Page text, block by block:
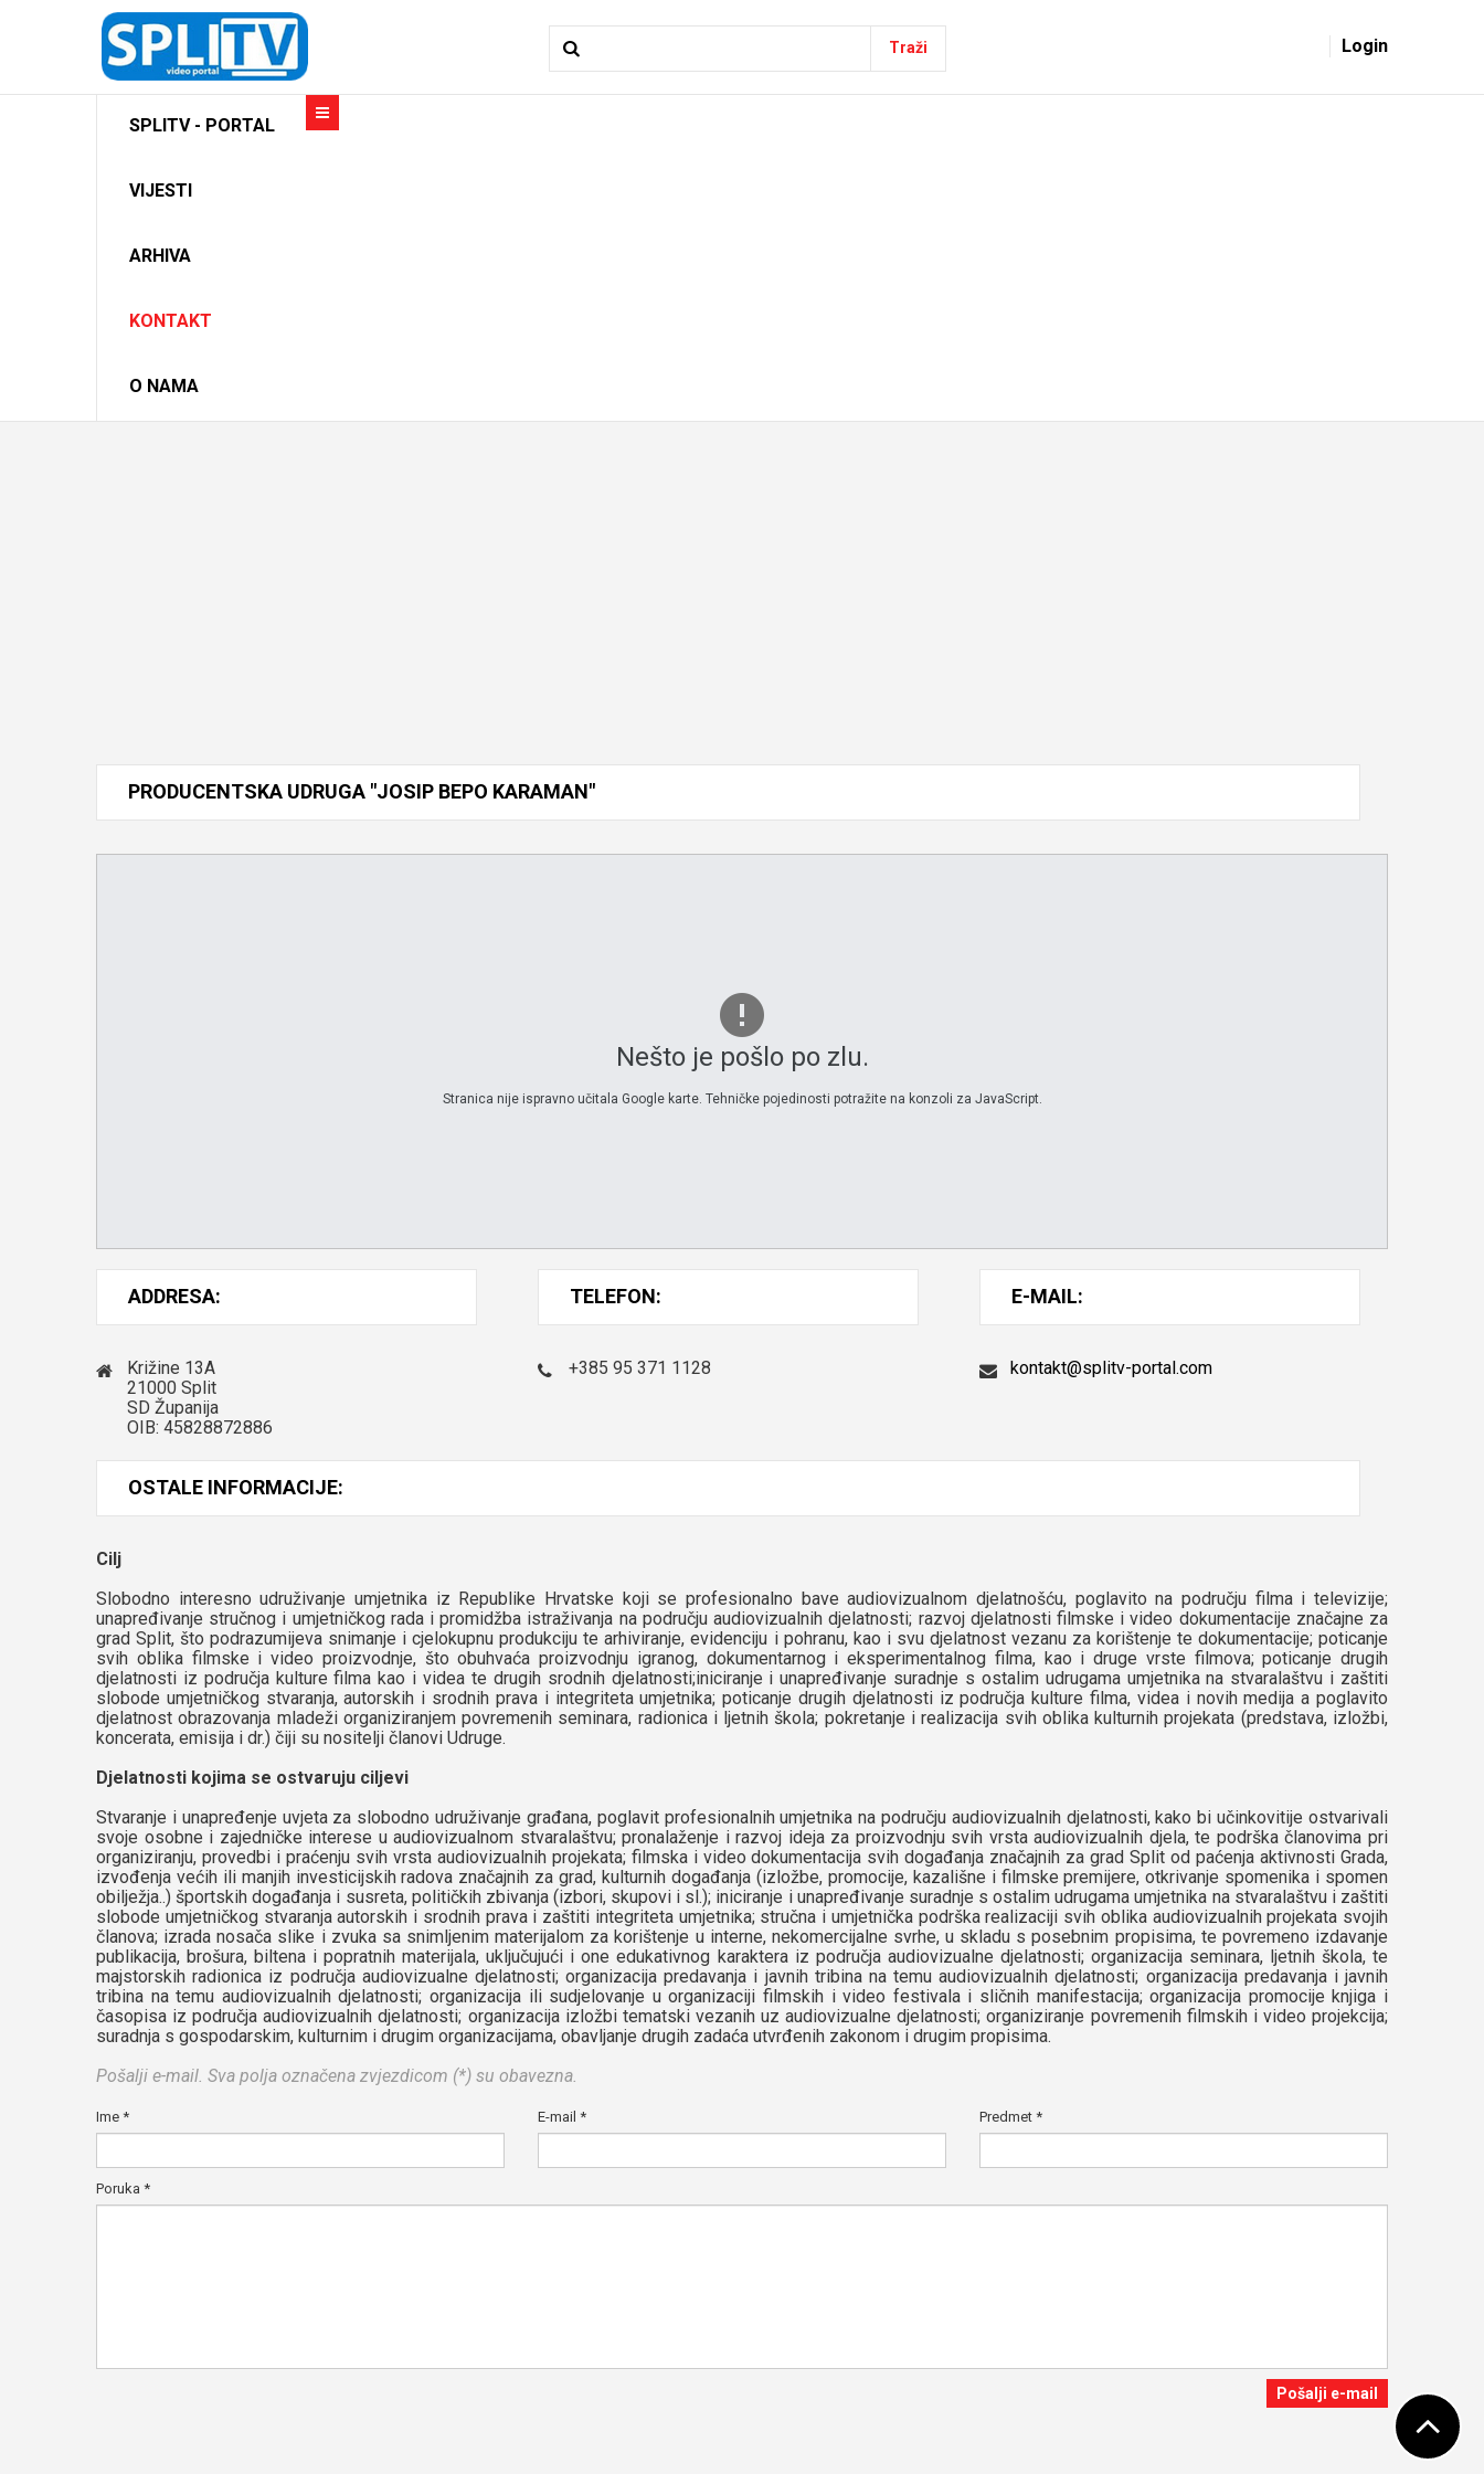
Traži Login
SPLITV - PORTAL
VIJESTI
ARHIVA
KONTAKT
O NAMA
PRODUCENTSKA UDRUGA "JOSIP BEPO KARAMAN"
Nešto je pošlo po zlu.
Stranica nije ispravno učitala Google karte. Tehničke pojedinosti potražite na konzoli za JavaScript.
ADDRESA:
Križine 13A
21000 Split
SD Županija
OIB: 45828872886
TELEFON:
+385 95 371 1128
E-MAIL:
kontakt@splitv-portal.com
OSTALE INFORMACIJE:
Cilj
Slobodno interesno udruživanje umjetnika iz Republike Hrvatske koji se profesionalno bave audiovizualnom djelatnošću, poglavito na području filma i televizije;
unapređivanje stručnog i umjetničkog rada i promidžba istraživanja na području audiovizualnih djelatnosti; razvoj djelatnosti filmske i video dokumentacije značajne za
grad Split, što podrazumijeva snimanje i cjelokupnu produkciju te arhiviranje, evidenciju i pohranu, kao i svu djelatnost vezanu za korištenje te dokumentacije; poticanje
svih oblika filmske i video proizvodnje, što obuhvaća proizvodnju igranog, dokumentarnog i eksperimentalnog filma, kao i druge vrste filmova; poticanje drugih
djelatnosti iz područja kulture filma kao i videa te drugih srodnih djelatnosti;iniciranje i unapređivanje suradnje s ostalim udrugama umjetnika na stvaralaštvu i zaštiti
slobode umjetničkog stvaranja, autorskih i srodnih prava i integriteta umjetnika; poticanje drugih djelatnosti iz područja kulture filma, videa i novih medija a poglavito
djelatnost obrazovanja mladeži organiziranjem povremenih seminara, radionica i ljetnih škola; pokretanje i realizacija svih oblika kulturnih projekata (predstava, izložbi,
koncerata, emisija i dr.) čiji su nositelji članovi Udruge.
Djelatnosti kojima se ostvaruju ciljevi
Stvaranje i unapređenje uvjeta za slobodno udruživanje građana, poglavit profesionalnih umjetnika na području audiovizualnih djelatnosti, kako bi učinkovitije ostvarivali
svoje osobne i zajedničke interese u audiovizualnom stvaralaštvu; pronalaženje i razvoj ideja za proizvodnju svih vrsta audiovizualnih djela, te podrška članovima pri
organiziranju, provedbi i praćenju svih vrsta audiovizualnih projekata; filmska i video dokumentacija svih događanja značajnih za grad Split od paćenja aktivnosti Grada,
izvođenja većih ili manjih investicijskih radova značajnih za grad, kulturnih događanja (izložbe, promocije, kazališne i filmske premijere, otkrivanje spomenika i spomen
obilježja..) športskih događanja i susreta, političkih zbivanja (izbori, skupovi i sl.); iniciranje i unapređivanje suradnje s ostalim udrugama umjetnika na stvaralaštvu i zaštiti
slobode umjetničkog stvaranja autorskih i srodnih prava i zaštiti integriteta umjetnika; stručna i umjetnička podrška realizaciji svih oblika audiovizualnih projekata svojih
članova; izrada nosača slike i zvuka sa snimljenim materijalom za korištenje u interne, nekomercijalne svrhe, u skladu s posebnim propisima, te povremeno izdavanje
publikacija, brošura, biltena i popratnih materijala, uključujući i one edukativnog karaktera iz područja audiovizualne djelatnosti; organizacija seminara, ljetnih škola, te
majstorskih radionica iz područja audiovizualne djelatnosti; organizacija predavanja i javnih tribina na temu audiovizualnih djelatnosti; organizacija predavanja i javnih
tribina na temu audiovizualnih djelatnosti; organizacija ili sudjelovanje u organizaciji filmskih i video festivala i sličnih manifestacija; organizacija promocije knjiga i
časopisa iz područja audiovizualnih djelatnosti; organizacija izložbi tematski vezanih uz audiovizualne djelatnosti; organiziranje povremenih filmskih i video projekcija;
suradnja s gospodarskim, kulturnim i drugim organizacijama, obavljanje drugih zadaća utvrđenih zakonom i drugim propisima.
Pošalji e-mail. Sva polja označena zvjezdicom (*) su obavezna.
Ime * E-mail * Predmet*
Poruka *
Pošalji e-mail